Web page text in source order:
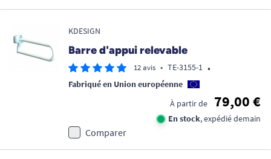
KDESIGN
Barre d'appui relevable
12 avis • TE-3155-1 •
Fabriqué en Union européenne
À partir de
79,00 €
En stock, expédié demain
Comparer